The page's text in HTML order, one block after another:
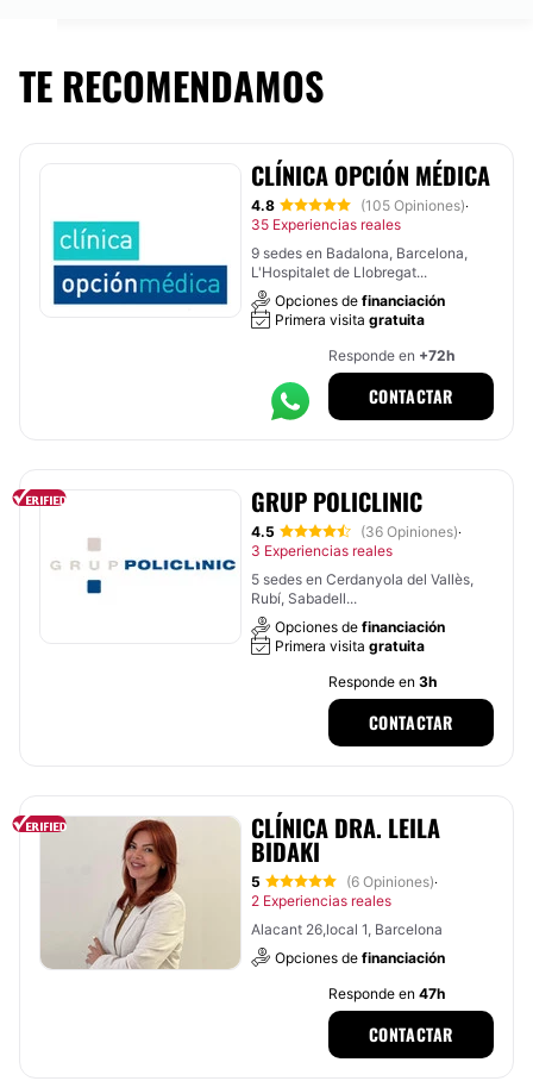
TE RECOMENDAMOS
CLÍNICA OPCIÓN MÉDICA
4.8 (105 Opiniones)·
35 Experiencias reales
9 sedes en Badalona, Barcelona,
L'Hospitalet de Llobregat...
Opciones de financiación
Primera visita gratuita
Responde en +72h
CONTACTAR
GRUP POLICLINIC
4.5 (36 Opiniones)·
3 Experiencias reales
5 sedes en Cerdanyola del Vallès,
Rubí, Sabadell...
Opciones de financiación
Primera visita gratuita
Responde en 3h
CONTACTAR
CLÍNICA DRA. LEILA
BIDAKI
5 (6 Opiniones)·
2 Experiencias reales
Alacant 26,local 1, Barcelona
Opciones de financiación
Responde en 47h
CONTACTAR